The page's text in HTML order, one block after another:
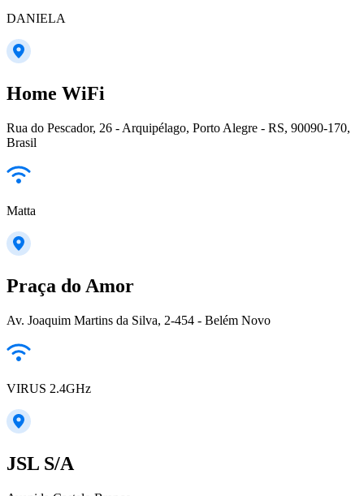
DANIELA
Home WiFi
Rua do Pescador, 26 - Arquipélago, Porto Alegre - RS, 90090-170,
Brasil
Matta
Praça do Amor
Av. Joaquim Martins da Silva, 2-454 - Belém Novo
VIRUS 2.4GHz
JSL S/A